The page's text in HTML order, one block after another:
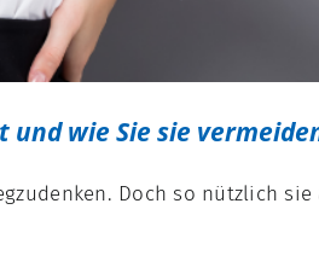
und wie Sie sie
Doch so nützlich sie